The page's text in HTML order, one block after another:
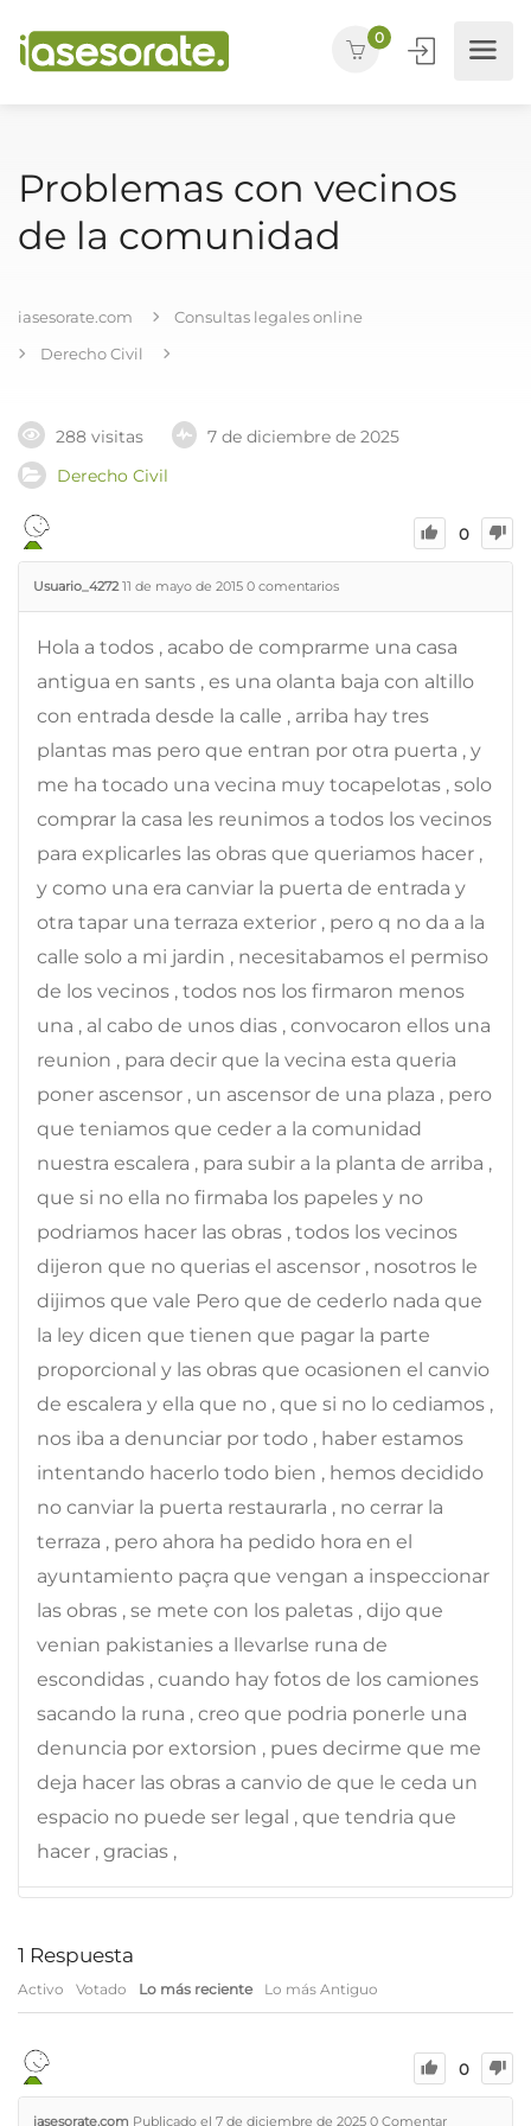
0
Problemas con vecinos
de la comunidad
iasesorate.com
Consultas legales online
Derecho Civil
288 visitas
7 de diciembre de 2025
Derecho Civil
0
Usuario_4272 11 de mayo de 2015 0 comentarios
Hola a todos , acabo de comprarme una casa
antigua en sants , es una olanta baja con altillo
con entrada desde la calle , arriba hay tres
plantas mas pero que entran por otra puerta , y
me ha tocado una vecina muy tocapelotas , solo
comprar la casa les reunimos a todos los vecinos
para explicarles las obras que queriamos hacer ,
y como una era canviar la puerta de entrada y
otra tapar una terraza exterior , pero q no da a la
calle solo a mi jardin , necesitabamos el permiso
de los vecinos , todos nos los firmaron menos
una , al cabo de unos dias , convocaron ellos una
reunion , para decir que la vecina esta queria
poner ascensor , un ascensor de una plaza , pero
que teniamos que ceder a la comunidad
nuestra escalera , para subir a la planta de arriba ,
que si no ella no firmaba los papeles y no
podriamos hacer las obras , todos los vecinos
dijeron que no querias el ascensor , nosotros le
dijimos que vale Pero que de cederlo nada que
la ley dicen que tienen que pagar la parte
proporcional y las obras que ocasionen el canvio
de escalera y ella que no , que si no lo cediamos ,
nos iba a denunciar por todo , haber estamos
intentando hacerlo todo bien , hemos decidido
no canviar la puerta restaurarla , no cerrar la
terraza , pero ahora ha pedido hora en el
ayuntamiento paçra que vengan a inspeccionar
las obras , se mete con los paletas , dijo que
venian pakistanies a llevarlse runa de
escondidas , cuando hay fotos de los camiones
sacando la runa , creo que podria ponerle una
denuncia por extorsion , pues decirme que me
deja hacer las obras a canvio de que le ceda un
espacio no puede ser legal , que tendria que
hacer , gracias ,
1 Respuesta
Activo Votado Lo más reciente Lo más Antiguo
0
iasesorate.com Publicado el 7 de diciembre de 2025 0 Comentar